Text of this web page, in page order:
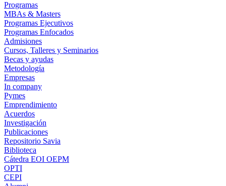
Programas
MBAs & Masters
Programas Ejecutivos
Programas Enfocados
Admisiones
Cursos, Talleres y Seminarios
Becas y ayudas
Metodología
Empresas
In company
Pymes
Emprendimiento
Acuerdos
Investigación
Publicaciones
Repositorio Savia
Biblioteca
Cátedra EOI OEPM
OPTI
CEPI